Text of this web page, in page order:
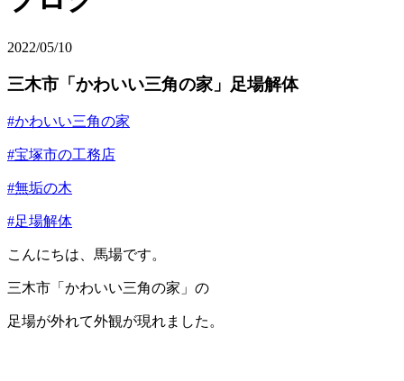
2022/05/10
三木市「かわいい三角の家」足場解体
#かわいい三角の家
#宝塚市の工務店
#無垢の木
#足場解体
こんにちは、馬場です。
三木市「かわいい三角の家」の
足場が外れて外観が現れました。